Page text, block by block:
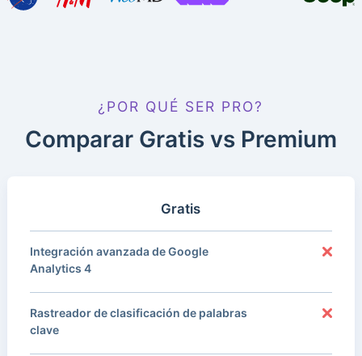
¿POR QUÉ SER PRO?
Comparar Gratis vs Premium
Gratis
Integración avanzada de Google
Analytics 4
Rastreador de clasificación de palabras
clave